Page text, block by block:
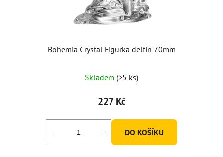
Bohemia Crystal Figurka delfín 70mm
Skladem (>5 ks)
227 Kč
DO KOŠÍKU